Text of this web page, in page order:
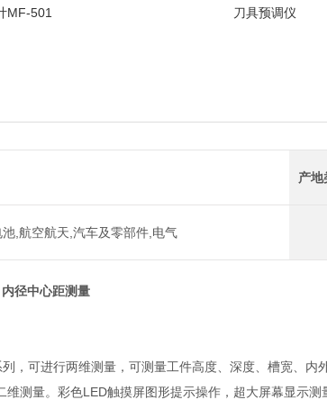
MF-501 刀具预调仪
产地
,航空航天,汽车及零部件,电气
径中心距测量
，可进行两维测量，可测量工件高度、深度、槽宽、
维测量。彩色LED触摸屏图形提示操作，超大屏幕显示